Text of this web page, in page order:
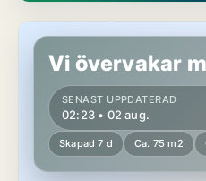
Lägenhet i Vaxholm
Vi övervakar
SENAST UPPDATERAD
02:23 • 02 aug.
Skapad 7 d Ca. 75 m2